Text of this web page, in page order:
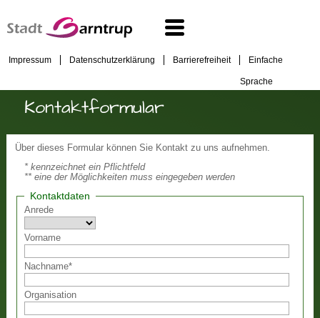
Impressum Datenschutzerklärung Barrierefreiheit Einfache
Sprache
Kontaktformular
Über dieses Formular können Sie Kontakt zu uns aufnehmen.
* kennzeichnet ein Pflichtfeld
** eine der Möglichkeiten muss eingegeben werden
Kontaktdaten
Anrede
Vorname
Nachname*
Organisation